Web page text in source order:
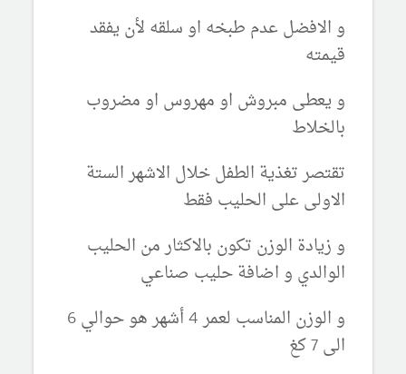
و الافضل عدم طبخه او سلقه لأن يفقد
قيمته
و يعطى مبروش او مهروس او مضروب
بالخلاط
تقتصر تغذية الطفل خلال الاشهر الستة
الاولى على الحليب فقط
و زيادة الوزن تكون بالاكثار من الحليب
الوالدي و اضافة حليب صناعي
و الوزن المناسب لعمر 4 أشهر هو حوالي 6
الى 7 كغ